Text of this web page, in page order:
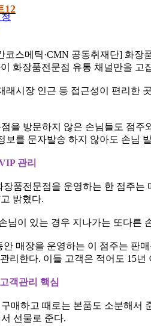
12
코스메틱·CMN 공동취재단] 화장
화장품전문점 유통 채널만을
래시장 인근 등 접근성이 편리한
을 방문하지 않은 손님들도 점
보를 문자발송 하지 않아도 손님
관리
품전문점을 운영하는 한 점주
밝혔다.
님이 있는 경우 지나가는 또다른
안 매장을 운영하는 이 점주는 판
리한다. 이들 고객은 적어도 15
객관리 핵심
매하고 때로는 본품도 소분해서
선물로 준다.